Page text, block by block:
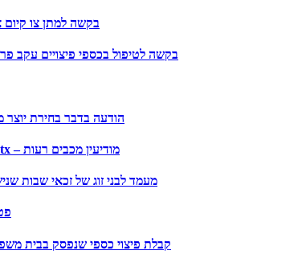
בקשה למתן צו קיום
בקשה לטיפול בכספי פיצויים עקב
הודעה בדבר בחירת יוצר
טופס אישור שימוש ברכב.dotx – מודיעין מכבים רעות
מעמד לבני זוג של זכאי שבות
קבלת פיצוי כספי שנפסק בבית משפט